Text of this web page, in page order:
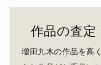
作品の査定
増田九木の作品を高